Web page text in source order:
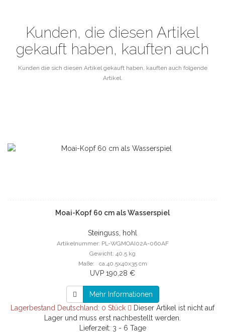
Kunden, die diesen Artikel
gekauft haben, kauften auch
Kunden die sich diesen Artikel gekauft haben, kauften auch folgende
Artikel.
Moai-Kopf 60 cm als Wasserspiel
Steinguss, hohl
Artikelnummer: PL-WGMOAI02A-060AF
Gewicht: 40.5 kg
Maße: ca.40.5x40x35 cm
UVP 190,28 €
Mehr Informationen
Lagerbestand Deutschland: 0 Stück
Dieser Artikel ist nicht auf
Lager und muss erst nachbestellt werden.
Lieferzeit: 3 - 6 Tage